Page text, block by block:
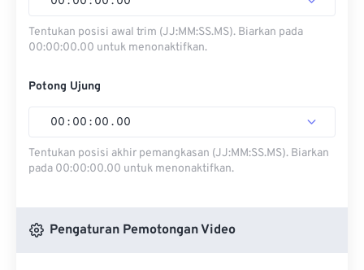
Tentukan posisi awal trim (JJ:MM:SS.MS). Biarkan pada
00:00:00.00 untuk menonaktifkan.
Potong Ujung
00 : 00 : 00 . 00
Tentukan posisi akhir pemangkasan (JJ:MM:SS.MS). Biarkan
pada 00:00:00.00 untuk menonaktifkan.
Pengaturan Pemotongan Video